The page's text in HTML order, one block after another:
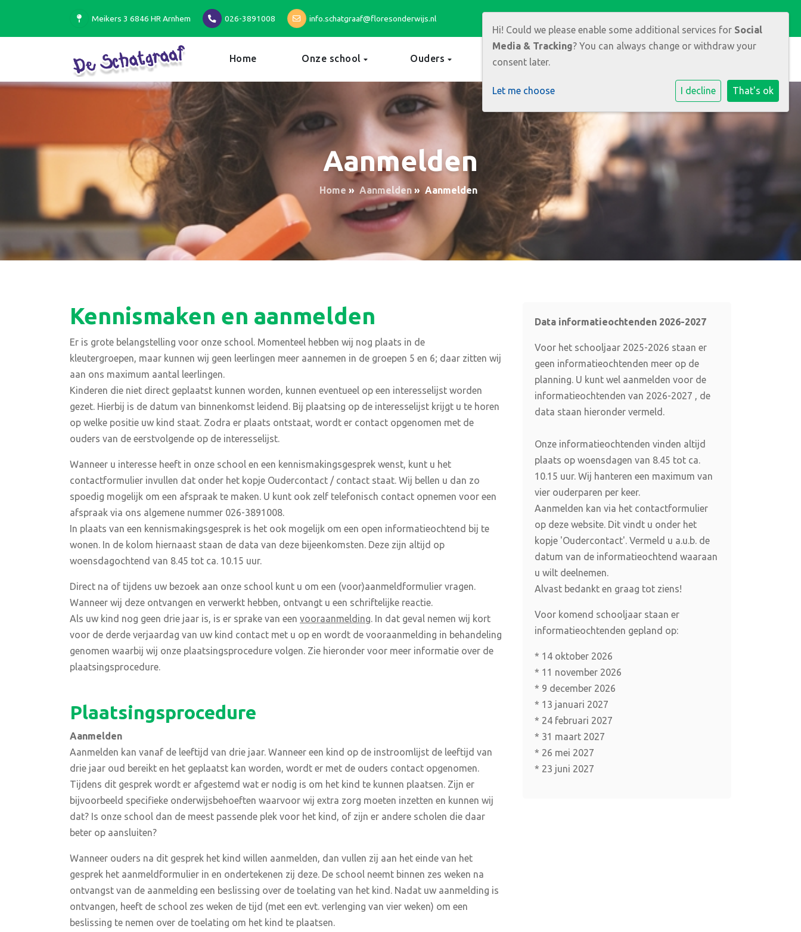
Meikers 3 6846 HR Arnhem 026-3891008 info.schatgraaf@floresonderwijs.nl
Home Onze school Ouders Oudercontact
Aanmelden
Home » Aanmelden» Aanmelden
Kennismaken en aanmelden
Er is grote belangstelling voor onze school. Momenteel hebben wij nog plaats in de
kleutergroepen, maar kunnen wij geen leerlingen meer aannemen in de groepen 5 en 6; daar zitten wij
aan ons maximum aantal leerlingen.
Kinderen die niet direct geplaatst kunnen worden, kunnen eventueel op een interesselijst worden
gezet. Hierbij is de datum van binnenkomst leidend. Bij plaatsing op de interesselijst krijgt u te horen
op welke positie uw kind staat. Zodra er plaats ontstaat, wordt er contact opgenomen met de
ouders van de eerstvolgende op de interesselijst.
Wanneer u interesse heeft in onze school en een kennismakingsgesprek wenst, kunt u het
contactformulier invullen dat onder het kopje Oudercontact / contact staat. Wij bellen u dan zo
spoedig mogelijk om een afspraak te maken. U kunt ook zelf telefonisch contact opnemen voor een
afspraak via ons algemene nummer 026-3891008.
In plaats van een kennismakingsgesprek is het ook mogelijk om een open informatieochtend bij te
wonen. In de kolom hiernaast staan de data van deze bijeenkomsten. Deze zijn altijd op
woensdagochtend van 8.45 tot ca. 10.15 uur.
Direct na of tijdens uw bezoek aan onze school kunt u om een (voor)aanmeldformulier vragen.
Wanneer wij deze ontvangen en verwerkt hebben, ontvangt u een schriftelijke reactie.
Als uw kind nog geen drie jaar is, is er sprake van een vooraanmelding. In dat geval nemen wij kort
voor de derde verjaardag van uw kind contact met u op en wordt de vooraanmelding in behandeling
genomen waarbij wij onze plaatsingsprocedure volgen. Zie hieronder voor meer informatie over de
plaatsingsprocedure.
Plaatsingsprocedure
Aanmelden
Aanmelden kan vanaf de leeftijd van drie jaar. Wanneer een kind op de instroomlijst de leeftijd van
drie jaar oud bereikt en het geplaatst kan worden, wordt er met de ouders contact opgenomen.
Tijdens dit gesprek wordt er afgestemd wat er nodig is om het kind te kunnen plaatsen. Zijn er
bijvoorbeeld specifieke onderwijsbehoeften waarvoor wij extra zorg moeten inzetten en kunnen wij
dat? Is onze school dan de meest passende plek voor het kind, of zijn er andere scholen die daar
beter op aansluiten?
Wanneer ouders na dit gesprek het kind willen aanmelden, dan vullen zij aan het einde van het
gesprek het aanmeldformulier in en ondertekenen zij deze. De school neemt binnen zes weken na
ontvangst van de aanmelding een beslissing over de toelating van het kind. Nadat uw aanmelding is
ontvangen, heeft de school zes weken de tijd (met een evt. verlenging van vier weken) om een
beslissing te nemen over de toelating om het kind te plaatsen.
Data informatieochtenden 2026-2027
Voor het schooljaar 2025-2026 staan er
geen informatieochtenden meer op de
planning. U kunt wel aanmelden voor de
informatieochtenden van 2026-2027 , de
data staan hieronder vermeld.
Onze informatieochtenden vinden altijd
plaats op woensdagen van 8.45 tot ca.
10.15 uur. Wij hanteren een maximum van
vier ouderparen per keer.
Aanmelden kan via het contactformulier
op deze website. Dit vindt u onder het
kopje 'Oudercontact'. Vermeld u a.u.b. de
datum van de informatieochtend waaraan
u wilt deelnemen.
Alvast bedankt en graag tot ziens!
Voor komend schooljaar staan er
informatieochtenden gepland op:
* 14 oktober 2026
* 11 november 2026
* 9 december 2026
* 13 januari 2027
* 24 februari 2027
* 31 maart 2027
* 26 mei 2027
* 23 juni 2027
Hi! Could we please enable some additional services for Social
Media & Tracking? You can always change or withdraw your
consent later.
Let me choose I decline That's ok